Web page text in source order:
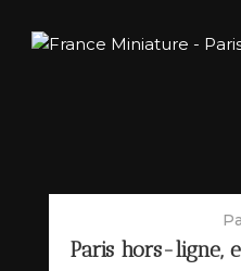
Paris hors-ligne,